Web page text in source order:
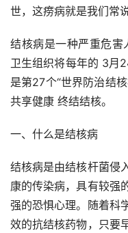
世，这痨病就是我们常说
结核病是一种严重危
卫生组织将每年的 3月
是第27个“世界防治结
共享健康 终结结核。
一、什么是结核病
结核病是由结核杆菌侵
康的传染病，具有较强
强的恐惧心理。随着科
效的抗结核药物，只要